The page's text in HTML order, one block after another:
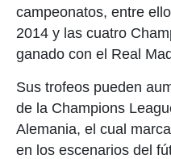
campeonatos, entre
2014 y las cuatro
ganado con el Real
Sus trofeos pueden
de la Champions
Alemania, el cual
en los escenarios del